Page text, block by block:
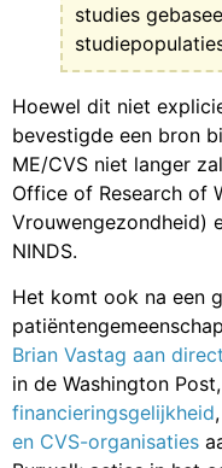
studies
Hoewel dit niet
bevestigde een bron
ME/CVS niet langer
Office of Research of
Vrouwengezondheid)
NINDS.
Het komt ook na een
Brian Vastag aan
in de Washington
financieringsgelijkheid
en CVS-organisaties